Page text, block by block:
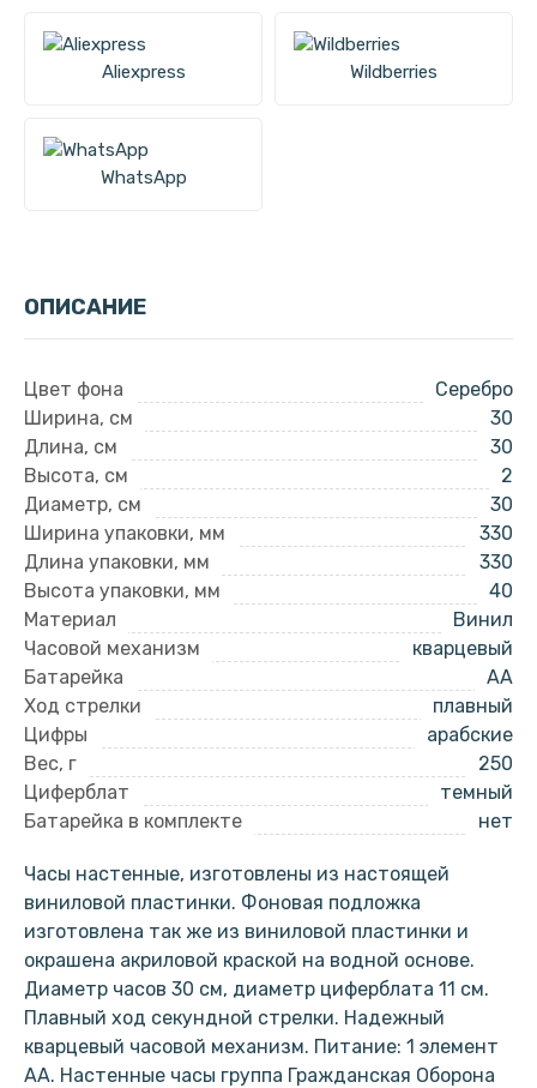
Aliexpress Wildberries
WhatsApp
ОПИСАНИЕ
Цвет фона
Серебро
Ширина, см
30
Длина, см
30
Высота, см
2
Диаметр, см
30
Ширина упаковки, мм
330
Длина упаковки, мм
330
Высота упаковки, мм
40
Материал
Винил
Часовой механизм
кварцевый
Батарейка
AA
Ход стрелки
плавный
Цифры
арабские
Вес, г
250
Циферблат
темный
Батарейка в комплекте
нет
Часы настенные, изготовлены из настоящей
виниловой пластинки. Фоновая подложка
изготовлена так же из виниловой пластинки и
окрашена акриловой краской на водной основе.
Диаметр часов 30 см, диаметр циферблата 11 см.
Плавный ход секундной стрелки. Надежный
кварцевый часовой механизм. Питание: 1 элемент
АА. Настенные часы группа Гражданская Оборона